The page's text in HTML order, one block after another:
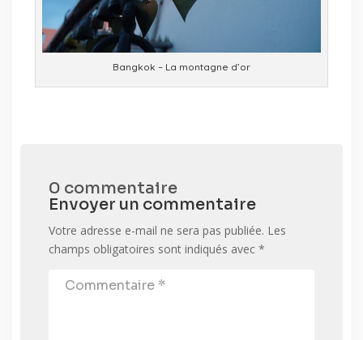
Bangkok – La montagne d’or
0 commentaire
Envoyer un commentaire
Votre adresse e-mail ne sera pas publiée. Les
champs obligatoires sont indiqués avec *